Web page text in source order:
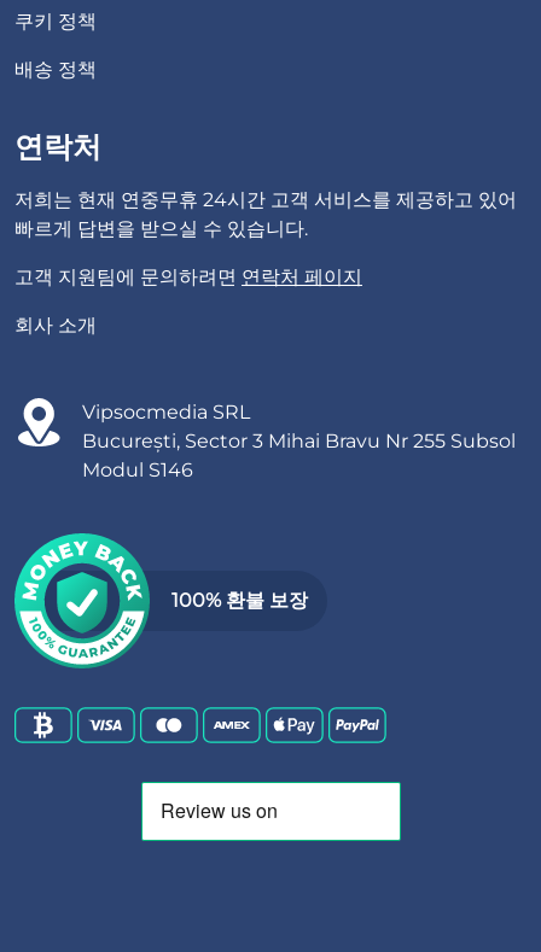
쿠키 정책
배송 정책
연락처
저희는 현재 연중무휴 24시간 고객 서비스를 제공하고 있어
빠르게 답변을 받으실 수 있습니다.
고객 지원팀에 문의하려면 연락처 페이지
회사 소개
Vipsocmedia SRL
București, Sector 3 Mihai Bravu Nr 255 Subsol
Modul S146
100% 환불 보장